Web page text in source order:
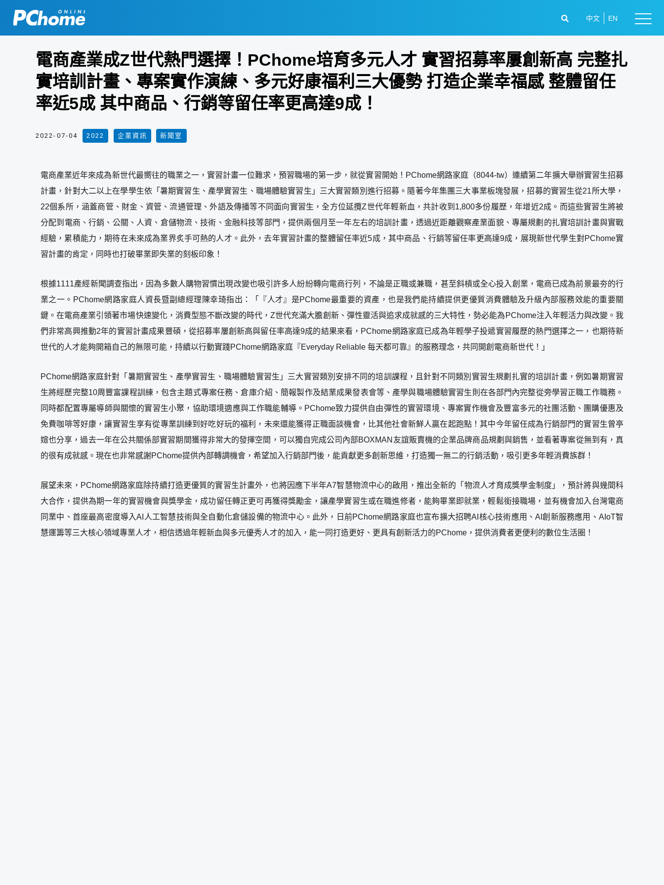
中文 EN
電商產業成Z世代熱門選擇！PChome培育多元人才 實習招募率屢創新高 完整扎
實培訓計畫、專案實作演練、多元好康福利三大優勢 打造企業幸福感 整體留任
率近5成 其中商品、行銷等留任率更高達9成！
2022-07-04 2022 企業資訊 新聞室
電商產業近年來成為新世代最嚮往的職業之一，實習計畫一位難求，預習職場的第一步，就從實習開始！PChome網路家庭（8044-tw）連續第二年擴大舉辦實習生招募
計畫，針對大二以上在學學生依「暑期實習生、產學實習生、職場體驗實習生」三大實習類別進行招募。隨著今年集團三大事業板塊發展，招募的實習生從21所大學，
22個系所，涵蓋商管、財金、資管、流通管理、外語及傳播等不同面向實習生，全方位延攬Z世代年輕新血，共計收到1,800多份履歷，年增近2成。而這些實習生將被
分配到電商、行銷、公關、人資、倉儲物流、技術、金融科技等部門，提供兩個月至一年左右的培訓計畫，透過近距離觀察產業面貌、專屬規劃的扎實培訓計畫與實戰
經驗，累積能力，期待在未來成為業界炙手可熱的人才。此外，去年實習計畫的整體留任率近5成，其中商品、行銷等留任率更高達9成，展現新世代學生對PChome實
習計畫的肯定，同時也打破畢業即失業的刻板印象！
根據1111產經新聞調查指出，因為多數人購物習慣出現改變也吸引許多人紛紛轉向電商行列，不論是正職或兼職，甚至斜槓或全心投入創業，電商已成為前景最夯的行
業之一。 PChome網路家庭人資長暨副總經理陳幸琦指出：「『人才』是PChome最重要的資產，也是我們能持續提供更優質消費體驗及升級內部服務效能的重要關
鍵。在電商產業引領著市場快速變化，消費型態不斷改變的時代，Z世代充滿大膽創新、彈性靈活與追求成就感的三大特性，勢必能為PChome注入年輕活力與改變。我
們非常高興推動2年的實習計畫成果豐碩，從招募率屢創新高與留任率高達9成的結果來看，PChome網路家庭已成為年輕學子投遞實習履歷的熱門選擇之一，也期待新
世代的人才能夠開箱自己的無限可能，持續以行動實踐PChome網路家庭『Everyday Reliable 每天都可靠』的服務理念，共同開創電商新世代！」
PChome網路家庭針對「暑期實習生、產學實習生、職場體驗實習生」三大實習類別安排不同的培訓課程，且針對不同類別實習生規劃扎實的培訓計畫，例如暑期實習
生將經歷完整10周豐富課程訓練，包含主題式專案任務、倉庫介紹、簡報製作及結業成果發表會等、產學與職場體驗實習生則在各部門內完整從旁學習正職工作職務。
同時都配置專屬導師與關懷的實習生小聚，協助環境適應與工作職能輔導。PChome致力提供自由彈性的實習環境、專案實作機會及豐富多元的社團活動、團購優惠及
免費咖啡等好康，讓實習生享有從專業訓練到好吃好玩的福利，未來還能獲得正職面談機會，比其他社會新鮮人贏在起跑點！其中今年留任成為行銷部門的實習生曾亭
媗也分享，過去一年在公共關係部實習期間獲得非常大的發揮空間，可以獨自完成公司內部BOXMAN友誼販賣機的企業品牌商品規劃與銷售，並看著專案從無到有，真
的很有成就感。現在也非常感謝PChome提供內部轉調機會，希望加入行銷部門後，能貢獻更多創新思維，打造獨一無二的行銷活動，吸引更多年輕消費族群！
展望未來，PChome網路家庭除持續打造更優質的實習生計畫外，也將因應下半年A7智慧物流中心的啟用，推出全新的「物流人才育成獎學金制度」，預計將與幾間科
大合作，提供為期一年的實習機會與獎學金，成功留任轉正更可再獲得獎勵金，讓產學實習生或在職進修者，能夠畢業即就業，輕鬆銜接職場，並有機會加入台灣電商
同業中、首座最高密度導入AI人工智慧技術與全自動化倉儲設備的物流中心。此外，日前PChome網路家庭也宣布擴大招聘AI核心技術應用、AI創新服務應用、AIoT智
慧運籌等三大核心領域專業人才，相信透過年輕新血與多元優秀人才的加入，能一同打造更好、更具有創新活力的PChome，提供消費者更便利的數位生活圈！